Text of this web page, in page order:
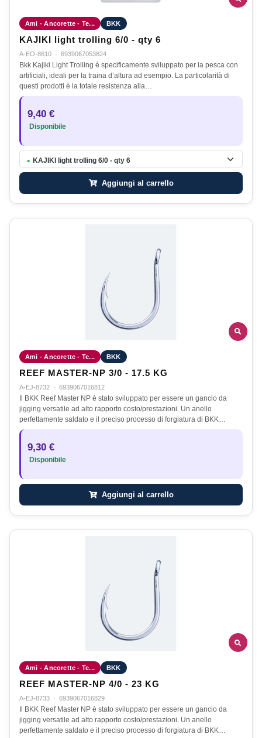
Ami - Ancorette - Te... BKK
KAJIKI light trolling 6/0 - qty 6
A-EO-8610 · 6939067053824
Bkk Kajiki Light Trolling è specificamente sviluppato per la pesca con
artificiali, ideali per la traina d’altura ad esempio. La particolarità di
questi prodotti è la totale resistenza alla…
9,40 €
Disponibile
● KAJIKI light trolling 6/0 - qty 6
Aggiungi al carrello
Ami - Ancorette - Te... BKK
REEF MASTER-NP 3/0 - 17.5 KG
A-EJ-8732 · 6939067016812
Il BKK Reef Master NP è stato sviluppato per essere un gancio da
jigging versatile ad alto rapporto costo/prestazioni. Un anello
perfettamente saldato e il preciso processo di forgiatura di BKK…
9,30 €
Disponibile
Aggiungi al carrello
Ami - Ancorette - Te... BKK
REEF MASTER-NP 4/0 - 23 KG
A-EJ-8733 · 6939067016829
Il BKK Reef Master NP è stato sviluppato per essere un gancio da
jigging versatile ad alto rapporto costo/prestazioni. Un anello
perfettamente saldato e il preciso processo di forgiatura di BKK…